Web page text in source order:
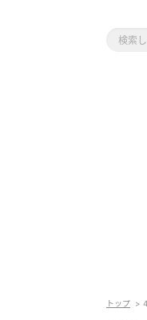
トップ